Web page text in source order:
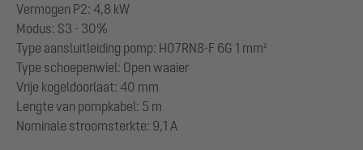
Vermogen P2: 4,8 kW
Modus: S3 - 30%
Type aansluitleiding pomp: H07RN8-F 6G 1 mm²
Type schoepenwiel: Open waaier
Vrije kogeldoorlaat: 40 mm
Lengte van pompkabel: 5 m
Nominale stroomsterkte: 9,1 A